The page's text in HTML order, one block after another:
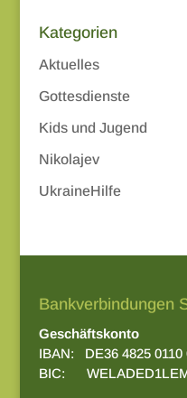
Kategorien
Aktuelles
Gottesdienste
Kids und Jugend
Nikolajev
UkraineHilfe
Bankverbindungen
Geschäftskonto
IBAN: DE36 4825 0110
BIC: